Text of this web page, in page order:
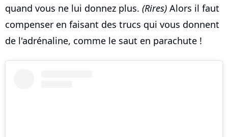
quand vous ne lui donnez plus. (Rires) Alors il faut
compenser en faisant des trucs qui vous donnent
de l'adrénaline, comme le saut en parachute !